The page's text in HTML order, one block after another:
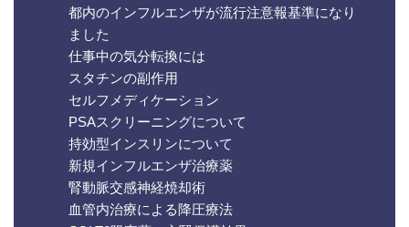
都内のインフルエンザが流行注意報基準になり
ました
仕事中の気分転換には
スタチンの副作用
セルフメディケーション
PSAスクリーニングについて
持効型インスリンについて
新規インフルエンザ治療薬
腎動脈交感神経焼却術
血管内治療による降圧療法